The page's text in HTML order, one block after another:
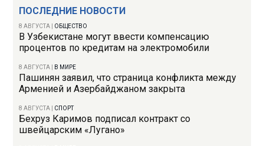
ПОСЛЕДНИЕ НОВОСТИ
8 АВГУСТА ОБЩЕСТВО
В Узбекистане могут ввести компенсацию
процентов по кредитам на электромобили
8 АВГУСТА В МИРЕ
Пашинян заявил, что страница конфликта между
Арменией и Азербайджаном закрыта
8 АВГУСТА СПОРТ
Бехруз Каримов подписал контракт со
швейцарским «Лугано»